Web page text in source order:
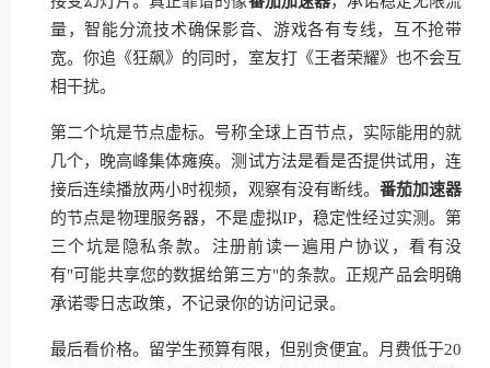
量，智能分流技术确保影音、游戏各有专线，互不抢带
宽。你追《狂飙》的同时，室友打《王者荣耀》也不会互
相干扰。
第二个坑是节点虚标。号称全球上百节点，实际能用的就
几个，晚高峰集体瘫痪。测试方法是看是否提供试用，连
接后连续播放两小时视频，观察有没有断线。 番茄加速器
的节点是物理服务器，不是虚拟IP，稳定性经过实测。第
三个坑是隐私条款。注册前读一遍用户协议，看有没
有"可能共享您的数据给第三方"的条款。正规产品会明确
承诺零日志政策，不记录你的访问记录。
最后看价格。留学生预算有限，但别贪便宜。月费低于20